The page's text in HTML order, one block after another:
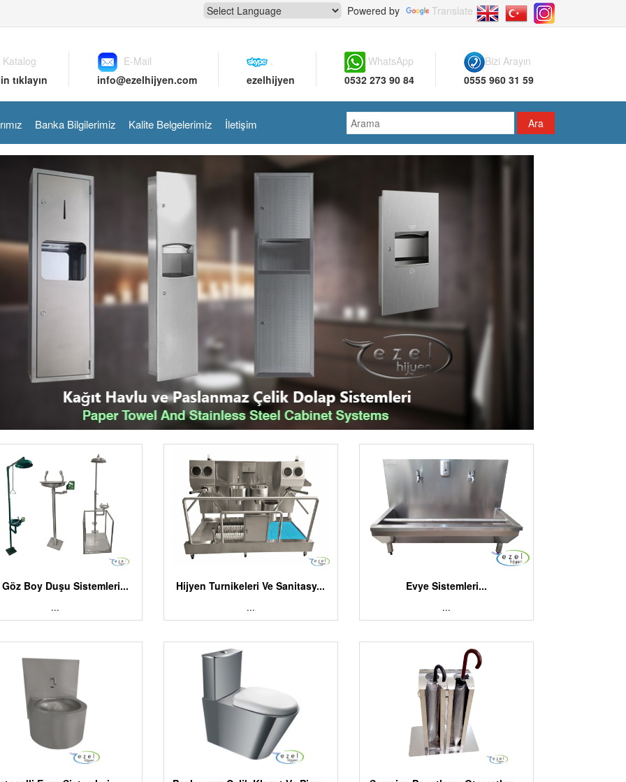
Powered by Translate
Bizi Arayın
0555 960 31 59
WhatsApp
0532 273 90 84
ezelhijyen
E-Mail
info@ezelhijyen.com
tıklayın
Banka Bilgilerimiz Kalite Belgelerimiz İletişim
Boy Duşu Sistemleri...
...
Hijyen Turnikeleri Ve Sanitasy...
...
Evye Sistemleri...
...